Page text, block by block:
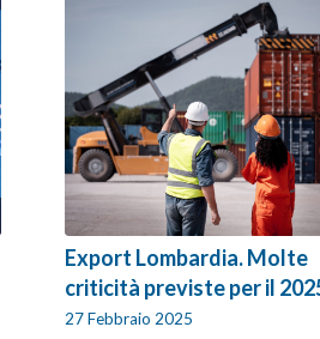
Export Lombardia. Molte
criticità previste per il
27 Febbraio 2025